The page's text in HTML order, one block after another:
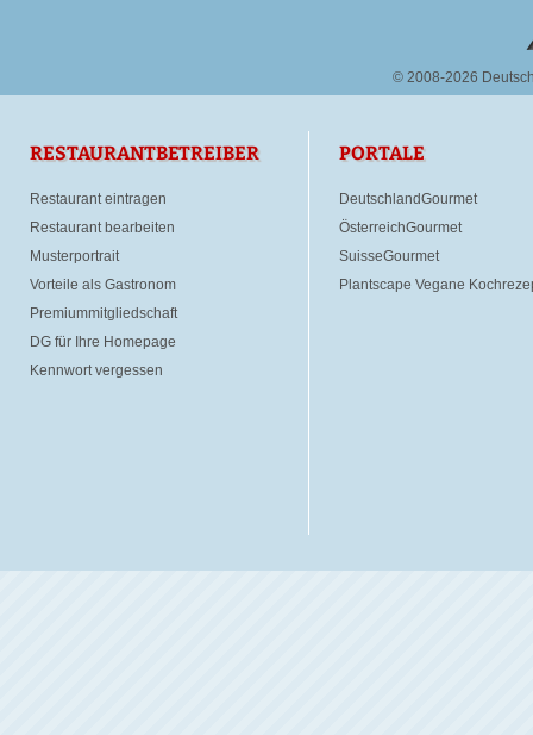
© 2008-2026
RESTAURANTBETREIBER
Restaurant eintragen
Restaurant bearbeiten
Musterportrait
Vorteile als Gastronom
Premiummitgliedschaft
DG für Ihre Homepage
Kennwort vergessen
PORTALE
DeutschlandGourmet
ÖsterreichGourmet
SuisseGourmet
Plantscape Vegane